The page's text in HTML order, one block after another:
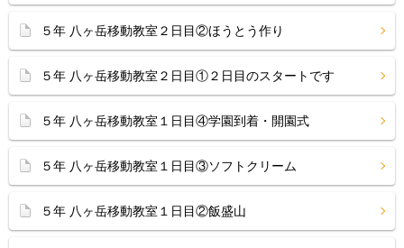
５年 八ヶ岳移動教室２日目②ほうとう作り
５年 八ヶ岳移動教室２日目①２日目のスタートです
５年 八ヶ岳移動教室１日目④学園到着・開園式
５年 八ヶ岳移動教室１日目③ソフトクリーム
５年 八ヶ岳移動教室１日目②飯盛山